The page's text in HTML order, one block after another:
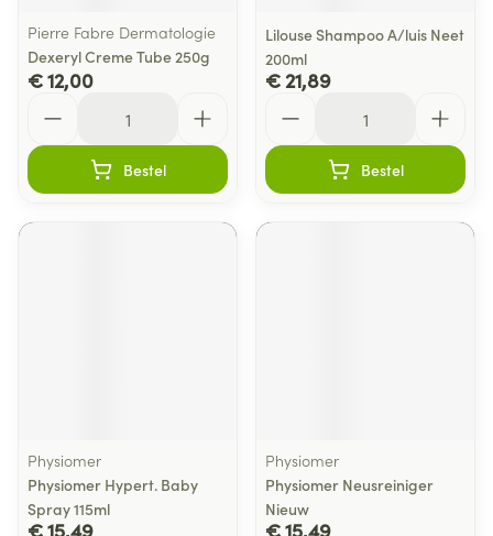
Pierre Fabre Dermatologie
Dexeryl Creme Tube 250g
€ 12,00
Bestel
Lilouse Shampoo A/luis Neet
200ml
€ 21,89
Bestel
Physiomer
Physiomer Hypert. Baby
Spray 115ml
€ 15,49
Physiomer
Physiomer Neusreiniger
Nieuw
€ 15,49